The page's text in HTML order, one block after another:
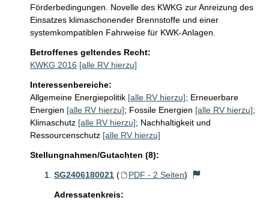
Förderbedingungen. Novelle des KWKG zur Anreizung des
Einsatzes klimaschonender Brennstoffe und einer
systemkompatiblen Fahrweise für KWK-Anlagen.
Betroffenes geltendes Recht:
KWKG 2016 [alle RV hierzu]
Interessenbereiche:
Allgemeine Energiepolitik [alle RV hierzu]; Erneuerbare
Energien [alle RV hierzu]; Fossile Energien [alle RV hierzu];
Klimaschutz [alle RV hierzu]; Nachhaltigkeit und
Ressourcenschutz [alle RV hierzu]
Stellungnahmen/Gutachten (8):
SG2406180021 ( PDF - 2 Seiten)
Adressatenkreis: